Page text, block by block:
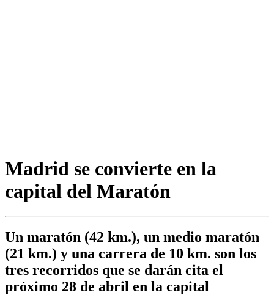
Madrid se convierte en la
capital del Maratón
Un maratón (42 km.), un medio maratón
(21 km.) y una carrera de 10 km. son los
tres recorridos que se darán cita el
próximo 28 de abril en la capital